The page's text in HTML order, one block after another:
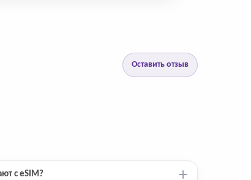
Оставить отзыв
с eSIM?